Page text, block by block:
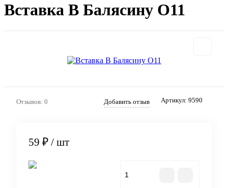
Вставка В Балясину О11
Отзывов: 0 Добавить отзыв Артикул: 9590
59 ₽ / шт